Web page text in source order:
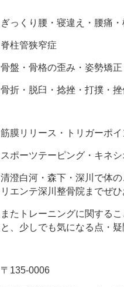
ぎっくり腰・寝違え・腰痛
脊柱管狭窄症
骨盤・骨格の歪み・姿勢矯
骨折・脱臼・捻挫・打撲・挫
筋膜リリース・トリガーポ
スポーツテーピング・キネ
清澄白河・森下・深川で体
リエンテ深川整骨院までぜひ
またトレーニングに関する
と、少しでも気になる点・
〒135-0006